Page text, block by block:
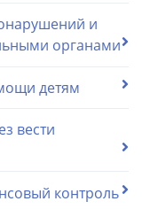
и
органами
детям
вести
контроль